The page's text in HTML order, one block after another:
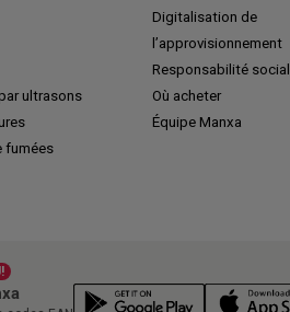
ultrasons
fumées
Digitalisation de
l’approvisionnement
Responsabilité
Où acheter
Équipe Manxa